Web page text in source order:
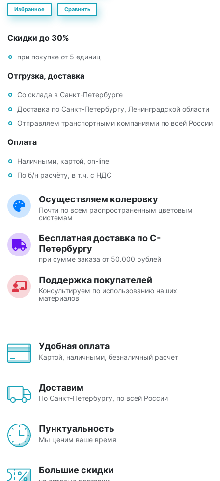
Избранное Сравнить
Скидки до 30%
при покупке от 5 единиц
Отгрузка, доставка
Со склада в Санкт-Петербурге
Доставка по Санкт-Петербургу, Ленинградской области
Отправляем транспортными компаниями по всей России
Оплата
Наличными, картой, on-line
По б/н расчёту, в т.ч. с НДС
Осуществляем колеровку
Почти по всем распространенным цветовым
системам
Бесплатная доставка по С-
Петербургу
при сумме заказа от 50.000 рублей
Поддержка покупателей
Консультируем по использованию наших
материалов
Удобная оплата
Картой, наличными, безналичный расчет
Доставим
По Санкт-Петербургу, по всей России
Пунктуальность
Мы ценим ваше время
Большие скидки